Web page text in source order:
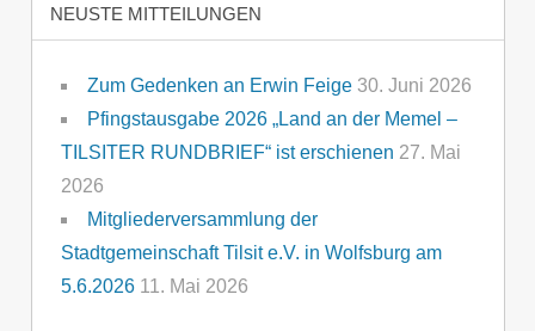
NEUSTE MITTEILUNGEN
Zum Gedenken an Erwin Feige 30. Juni 2026
Pfingstausgabe 2026 „Land an der Memel –
TILSITER RUNDBRIEF“ ist erschienen 27. Mai
2026
Mitgliederversammlung der
Stadtgemeinschaft Tilsit e.V. in Wolfsburg am
5.6.2026 11. Mai 2026